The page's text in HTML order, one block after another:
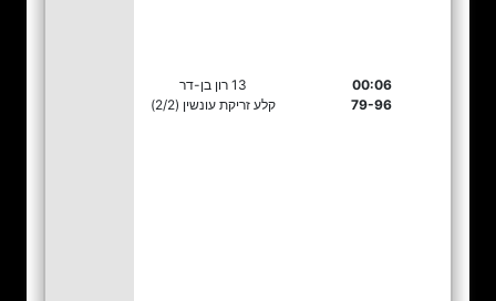
00:06
79-96
13 רון בן-דר
קלע זריקת עונשין (2/2)